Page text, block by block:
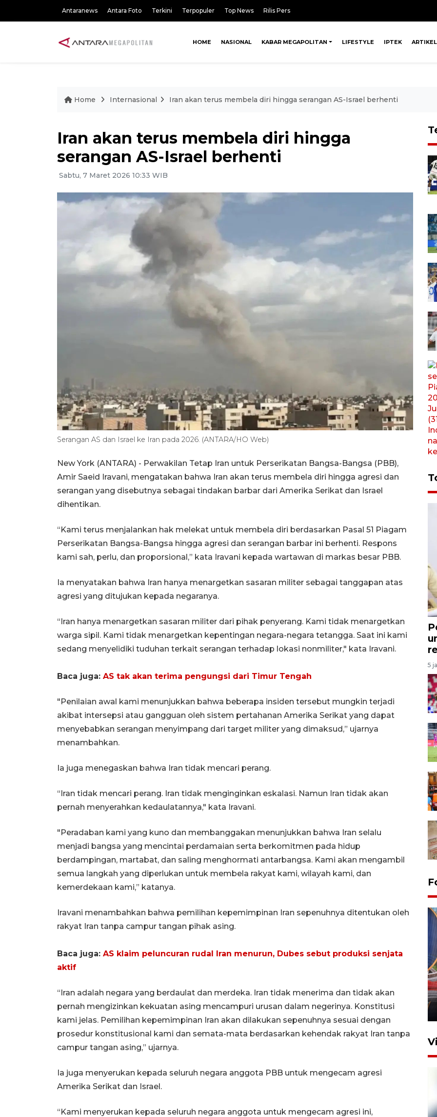
Antaranews Antara Foto Terkini Terpopuler Top News Rilis Pers
HOME NASIONAL KABAR MEGAPOLITAN LIFESTYLE IPTEK ARTIKEL
Home Internasional Iran akan terus membela diri hingga serangan AS-Israel berhenti
Iran akan terus membela diri hingga
serangan AS-Israel berhenti
Sabtu, 7 Maret 2026 10:33 WIB
Serangan AS dan Israel ke Iran pada 2026. (ANTARA/HO Web)
New York (ANTARA) - Perwakilan Tetap Iran untuk Perserikatan Bangsa-Bangsa (PBB),
Amir Saeid Iravani, mengatakan bahwa Iran akan terus membela diri hingga agresi dan
serangan yang disebutnya sebagai tindakan barbar dari Amerika Serikat dan Israel
dihentikan.
“Kami terus menjalankan hak melekat untuk membela diri berdasarkan Pasal 51 Piagam
Perserikatan Bangsa-Bangsa hingga agresi dan serangan barbar ini berhenti. Respons
kami sah, perlu, dan proporsional,” kata Iravani kepada wartawan di markas besar PBB.
Ia menyatakan bahwa Iran hanya menargetkan sasaran militer sebagai tanggapan atas
agresi yang ditujukan kepada negaranya.
“Iran hanya menargetkan sasaran militer dari pihak penyerang. Kami tidak menargetkan
warga sipil. Kami tidak menargetkan kepentingan negara-negara tetangga. Saat ini kami
sedang menyelidiki tuduhan terkait serangan terhadap lokasi nonmiliter," kata Iravani.
Baca juga: AS tak akan terima pengungsi dari Timur Tengah
"Penilaian awal kami menunjukkan bahwa beberapa insiden tersebut mungkin terjadi
akibat intersepsi atau gangguan oleh sistem pertahanan Amerika Serikat yang dapat
menyebabkan serangan menyimpang dari target militer yang dimaksud,” ujarnya
menambahkan.
Ia juga menegaskan bahwa Iran tidak mencari perang.
“Iran tidak mencari perang. Iran tidak menginginkan eskalasi. Namun Iran tidak akan
pernah menyerahkan kedaulatannya," kata Iravani.
"Peradaban kami yang kuno dan membanggakan menunjukkan bahwa Iran selalu
menjadi bangsa yang mencintai perdamaian serta berkomitmen pada hidup
berdampingan, martabat, dan saling menghormati antarbangsa. Kami akan mengambil
semua langkah yang diperlukan untuk membela rakyat kami, wilayah kami, dan
kemerdekaan kami,” katanya.
Iravani menambahkan bahwa pemilihan kepemimpinan Iran sepenuhnya ditentukan oleh
rakyat Iran tanpa campur tangan pihak asing.
Baca juga: AS klaim peluncuran rudal Iran menurun, Dubes sebut produksi senjata
aktif
“Iran adalah negara yang berdaulat dan merdeka. Iran tidak menerima dan tidak akan
pernah mengizinkan kekuatan asing mencampuri urusan dalam negerinya. Konstitusi
kami jelas. Pemilihan kepemimpinan Iran akan dilakukan sepenuhnya sesuai dengan
prosedur konstitusional kami dan semata-mata berdasarkan kehendak rakyat Iran tanpa
campur tangan asing,” ujarnya.
Ia juga menyerukan kepada seluruh negara anggota PBB untuk mengecam agresi
Amerika Serikat dan Israel.
“Kami menyerukan kepada seluruh negara anggota untuk mengecam agresi ini,
5
Stasiun Bogor
12 Juni 2026 18:49